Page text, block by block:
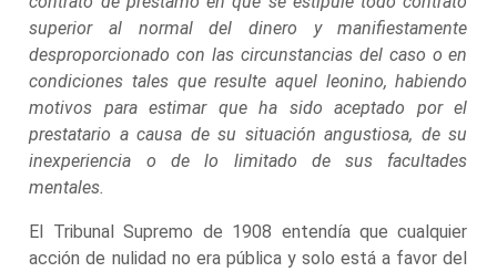
superior al normal del dinero y manifiestamente
desproporcionado con las circunstancias del caso o en
condiciones tales que resulte aquel leonino, habiendo
motivos para estimar que ha sido aceptado por el
prestatario a causa de su situación angustiosa, de su
inexperiencia o de lo limitado de sus facultades
mentales.
El Tribunal Supremo de 1908 entendía que cualquier
acción de nulidad no era pública y solo está a favor del